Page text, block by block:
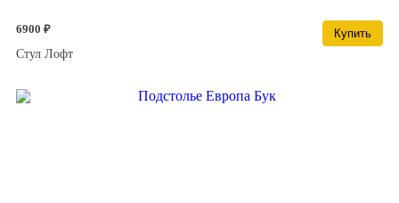
6900 ₽
Купить
Стул Лофт